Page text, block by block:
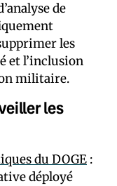
de
les
et l’inclusion
militaire.
les
du DOGE :
déployé